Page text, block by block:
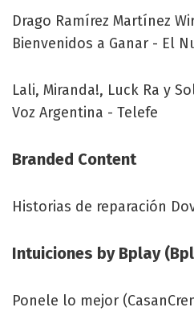
Drago Ramírez Martínez
Bienvenidos a Ganar - El
Lali, Miranda!, Luck Ra y
Voz Argentina - Telefe
Branded Content
Historias de reparación
Intuiciones by Bplay
Ponele lo mejor